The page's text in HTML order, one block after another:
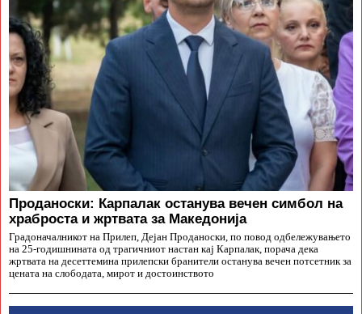
Проданоски: Карпалак останува вечен симбол на
храброста и жртвата за Македонија
Градоначалникот на Прилеп, Дејан Проданоски, по повод одбележувањето
на 25-годишнината од трагичниот настан кај Карпалак, порача дека
жртвата на десеттемина прилепски бранители останува вечен потсетник за
цената на слободата, мирот и достоинството